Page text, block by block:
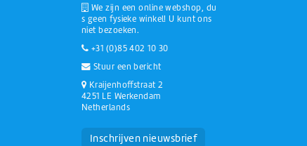
We zijn een online webshop, du
s geen fysieke winkel! U kunt ons
niet bezoeken.
+31 (0)85 402 10 30
Stuur een bericht
Kraijenhoffstraat 2
4251 LE Werkendam
Netherlands
Inschrijven nieuwsbrief
Huchem Support
Hoe kunnen we u helpen?